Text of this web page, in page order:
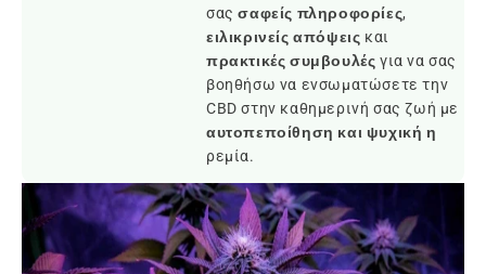
σαςσαφείς πληροφορίες,
ειλικρινείς απόψεις και
πρακτικές συμβουλές για να σας
βοηθήσω να ενσωματώσετε την
CBD στην καθημερινή σας ζωή με
αυτοπεποίθηση και ψυχική η
ρεμία.